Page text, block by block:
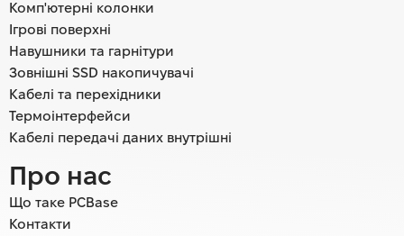
Комп'ютерні колонки
Ігрові поверхні
Навушники та гарнітури
Зовнішні SSD накопичувачі
Кабелі та перехідники
Термоінтерфейси
Кабелі передачі даних внутрішні
Про нас
Що таке PCBase
Контакти